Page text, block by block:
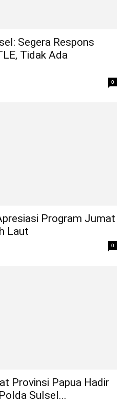
Segera Respons
Tidak Ada
0
Program Jumat
Laut
0
Provinsi Papua Hadir
Sulsel...